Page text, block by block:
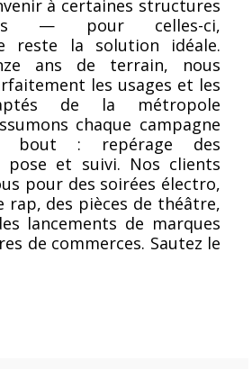
à certaines structures
— pour celles-ci,
reste la solution idéale.
ans de terrain, nous
les usages et les
de la métropole
chaque campagne
: repérage des
pose et suivi. Nos clients
pour des soirées électro,
rap, des pièces de théâtre,
lancements de marques
de commerces. Sautez le